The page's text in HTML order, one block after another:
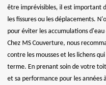
être imprévisibles, il est important
les fissures ou les déplacements.
pour éviter les accumulations
Chez MS Couverture, nous
contre les mousses et les lichens
terme. En prenant soin de votre
et sa performance pour les années